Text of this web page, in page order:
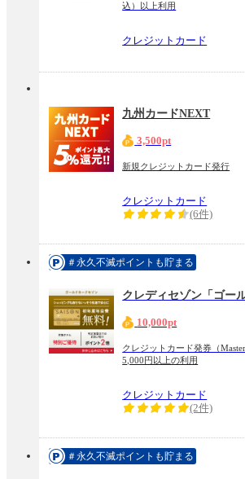
込）以上利用
クレジットカード
九州カードNEXT
3,500pt
新規クレジットカード発行
クレジットカード
(6件)
＃永久不滅ポイントも貯まる
クレディセゾン「ゴー
10,000pt
クレジットカード発券（
5,000円以上の利用
クレジットカード
(2件)
＃永久不滅ポイントも貯まる